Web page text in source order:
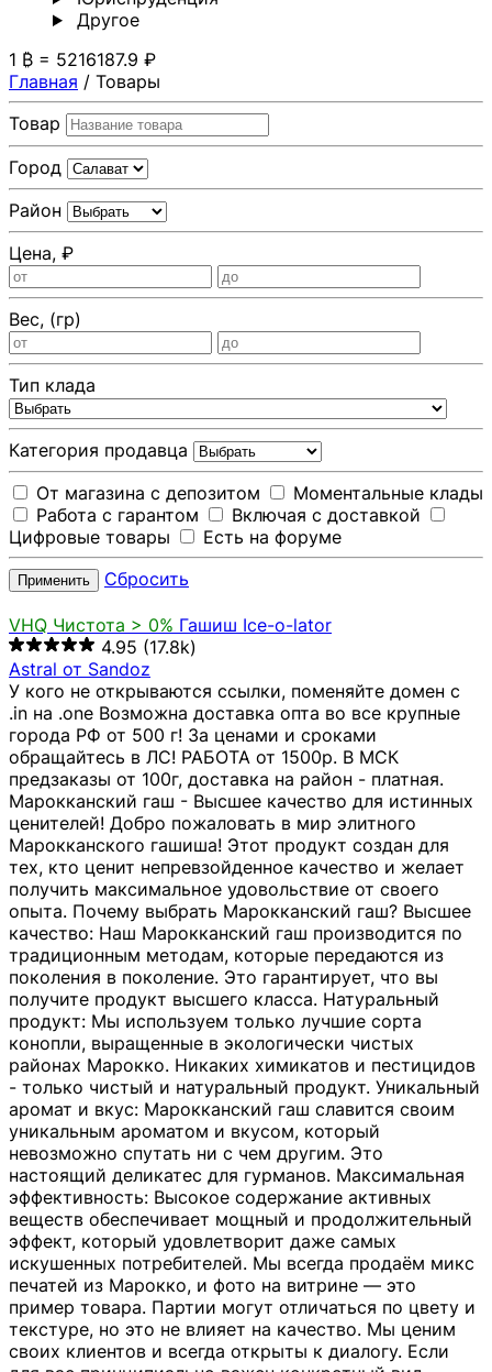
Другoе
1 ₿ = 5216187.9 ₽
Главная / Товары
Товар
Город
Район
Цена, ₽
Вес, (гр)
Тип клада
Категория продавца
От магазина с депозитом
Моментальные клады
Работа с гарантом
Включая с доставкой
Цифровые товары
Есть на форуме
Применить Сбросить
VHQ Чистота > 0% Гашиш Ice-o-lator
4.95 (17.8k)
Astral от Sandoz
У кого не открываются ссылки, поменяйте домен с
.in на .one Возможна доставка опта во все крупные
города РФ от 500 г! За ценами и сроками
обращайтесь в ЛС! РАБОТА от 1500р. В МСК
предзаказы от 100г, доставка на район - платная.
Марокканский гаш - Высшее качество для истинных
ценителей! Добро пожаловать в мир элитного
Марокканского гашиша! Этот продукт создан для
тех, кто ценит непревзойденное качество и желает
получить максимальное удовольствие от своего
опыта. Почему выбрать Марокканский гаш? Высшее
качество: Наш Марокканский гаш производится по
традиционным методам, которые передаются из
поколения в поколение. Это гарантирует, что вы
получите продукт высшего класса. Натуральный
продукт: Мы используем только лучшие сорта
конопли, выращенные в экологически чистых
районах Марокко. Никаких химикатов и пестицидов
- только чистый и натуральный продукт. Уникальный
аромат и вкус: Марокканский гаш славится своим
уникальным ароматом и вкусом, который
невозможно спутать ни с чем другим. Это
настоящий деликатес для гурманов. Максимальная
эффективность: Высокое содержание активных
веществ обеспечивает мощный и продолжительный
эффект, который удовлетворит даже самых
искушенных потребителей. Мы всегда продаём микс
печатей из Марокко, и фото на витрине — это
пример товара. Партии могут отличаться по цвету и
текстуре, но это не влияет на качество. Мы ценим
своих клиентов и всегда открыты к диалогу. Если